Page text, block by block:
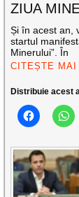
ZIUA
Și în acest an,
startul
Minerului”. În
CITEȘTE MAI
Distribuie acest